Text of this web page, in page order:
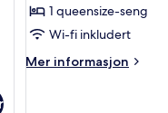
1 queensize-seng
Wi-fi inkludert
Mer informasjon
Mer